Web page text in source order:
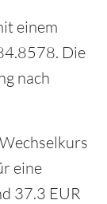
einem
Die
nach
eine
37.3 EUR